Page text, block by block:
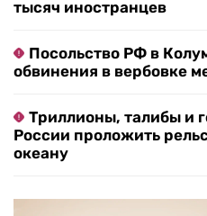
тысяч иностранцев
Посольство РФ в
обвинения в вербовке
Триллионы, талибы и
России проложить
океану